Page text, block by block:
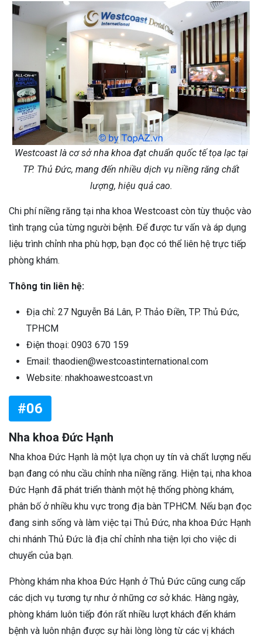
Westcoast là cơ sở nha khoa đạt chuẩn quốc tế tọa lạc tại
TP. Thủ Đức, mang đến nhiều dịch vụ niềng răng chất
lượng, hiệu quả cao.
Chi phí niềng răng tại nha khoa Westcoast còn tùy thuộc vào
tình trạng của từng người bệnh. Để được tư vấn và áp dụng
liệu trình chỉnh nha phù hợp, bạn đọc có thể liên hệ trực tiếp
phòng khám.
Thông tin liên hệ:
Địa chỉ: 27 Nguyễn Bá Lân, P. Thảo Điền, TP. Thủ Đức,
TPHCM
Điện thoại: 0903 670 159
Email: thaodien@westcoastinternational.com
Website: nhakhoawestcoast.vn
#06
Nha khoa Đức Hạnh
Nha khoa Đức Hạnh là một lựa chọn uy tín và chất lượng nếu
bạn đang có nhu cầu chỉnh nha niềng răng. Hiện tại, nha khoa
Đức Hạnh đã phát triển thành một hệ thống phòng khám,
phân bố ở nhiều khu vực trong địa bàn TPHCM. Nếu bạn đọc
đang sinh sống và làm việc tại Thủ Đức, nha khoa Đức Hạnh
chi nhánh Thủ Đức là địa chỉ chỉnh nha tiện lợi cho việc di
chuyển của bạn.
Phòng khám nha khoa Đức Hạnh ở Thủ Đức cũng cung cấp
các dịch vụ tương tự như ở những cơ sở khác. Hàng ngày,
phòng khám luôn tiếp đón rất nhiều lượt khách đến khám
bệnh và luôn nhận được sự hài lòng lòng từ các vị khách